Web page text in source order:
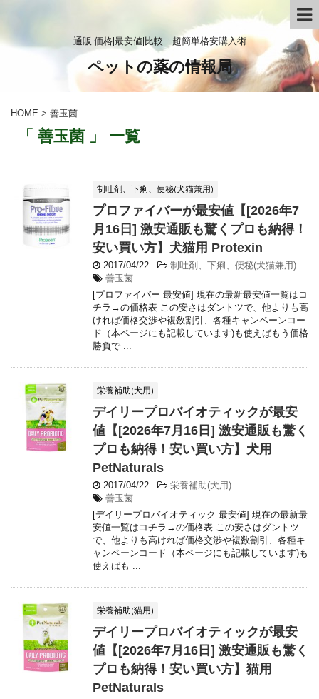
通販|価格|最安値|比較 超簡単格安購入術
ペットの薬の情報局
HOME > 善玉菌
「 善玉菌 」 一覧
制吐剤、下痢、便秘(犬猫兼用)
プロファイバーが最安値【[2026年7
月16日] 激安通販も驚くプロも納得！
安い買い方】犬猫用 Protexin
2017/04/22 -制吐剤、下痢、便秘(犬猫兼用)
善玉菌
[プロファイバー 最安値] 現在の最新最安値一覧はコ
チラ→の価格表 この安さはダントツで、他よりも高
ければ価格交渉や複数割引、各種キャンペーンコー
ド（本ページにも記載しています)も使えばもう価格
勝負で ...
栄養補助(犬用)
デイリープロバイオティックが最安
値【[2026年7月16日] 激安通販も驚く
プロも納得！安い買い方】犬用
PetNaturals
2017/04/22 -栄養補助(犬用)
善玉菌
[デイリープロバイオティック 最安値] 現在の最新最
安値一覧はコチラ→の価格表 この安さはダントツ
で、他よりも高ければ価格交渉や複数割引、各種キ
ャンペーンコード（本ページにも記載しています)も
使えばも ...
栄養補助(猫用)
デイリープロバイオティックが最安
値【[2026年7月16日] 激安通販も驚く
プロも納得！安い買い方】猫用
PetNaturals